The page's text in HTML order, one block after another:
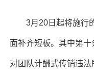
3月20日起将施行
面补齐短板。其中第
对团队计酬式传销违